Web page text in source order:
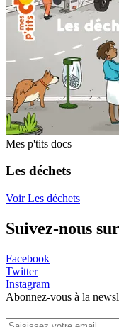
Mes p'tits docs
Les déchets
Voir Les déchets
Suivez-nous
Facebook
Twitter
Instagram
Abonnez-vous à la